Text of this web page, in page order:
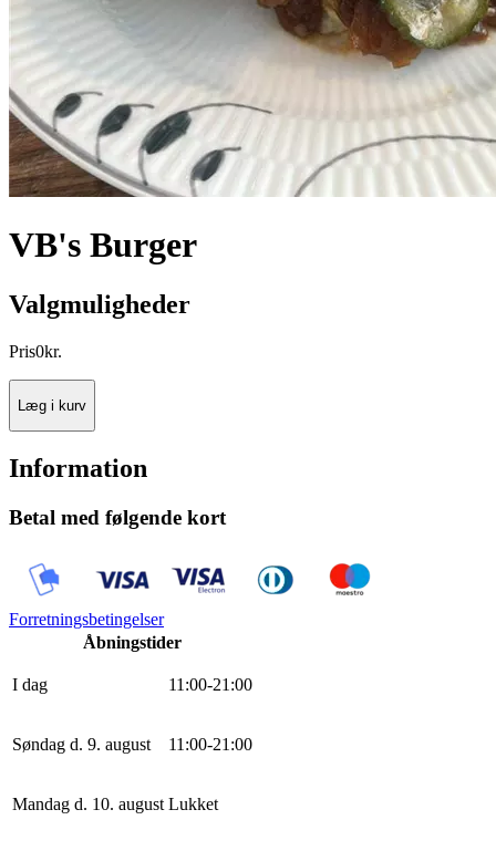
VB's Burger
Valgmuligheder
Pris0kr.
Læg i kurv
Information
Betal med følgende kort
Forretningsbetingelser
Åbningstider
I dag 11 :00-21 :00
Søndag d. 9. august 11 :00-21 :00
Mandag d. 10. august Lukket